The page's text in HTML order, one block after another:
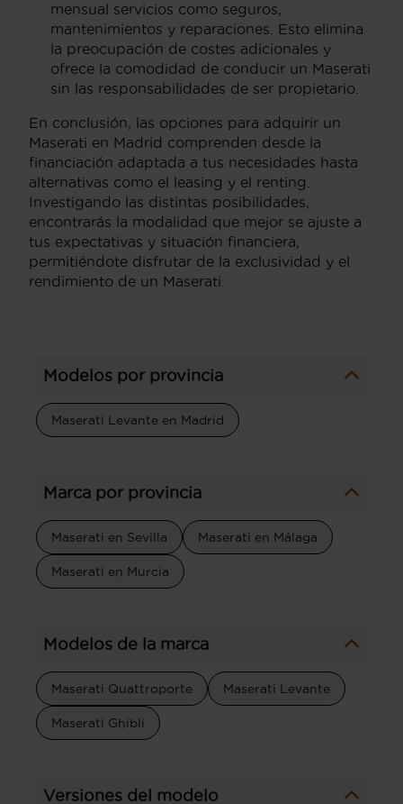
mensual servicios como seguros,
mantenimientos y reparaciones. Esto elimina
la preocupación de costes adicionales y
ofrece la comodidad de conducir un Maserati
sin las responsabilidades de ser propietario.
En conclusión, las opciones para adquirir un
Maserati en Madrid comprenden desde la
financiación adaptada a tus necesidades hasta
alternativas como el leasing y el renting.
Investigando las distintas posibilidades,
encontrarás la modalidad que mejor se ajuste a
tus expectativas y situación financiera,
permitiéndote disfrutar de la exclusividad y el
rendimiento de un Maserati.
Modelos por provincia
Maserati Levante en Madrid
Marca por provincia
Maserati en Sevilla Maserati en Málaga
Maserati en Murcia
Modelos de la marca
Maserati Quattroporte Maserati Levante
Maserati Ghibli
Versiones del modelo